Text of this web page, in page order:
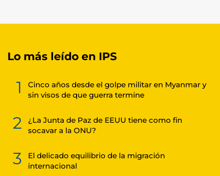
Lo más leído en IPS
1
Cinco años desde el golpe militar en Myanmar y
sin visos de que guerra termine
2
¿La Junta de Paz de EEUU tiene como fin
socavar a la ONU?
3
El delicado equilibrio de la migración
internacional